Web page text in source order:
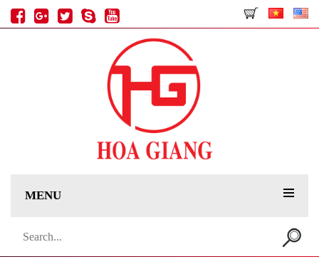
MENU
Search